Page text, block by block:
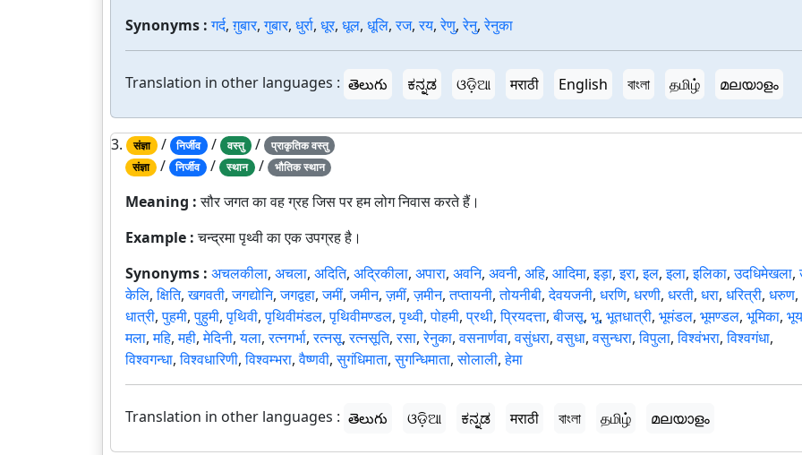
Synonyms :गर्द,ग़ुबार,गुबार, धुर्रा, धूर, धूल, धूलि,रज,रय,रेणु,रेनु,रेनुका
Translation in other languages : తెలుగు ಕನ್ನಡ ଓଡ଼ିଆ मराठी English বাংলা தமிழ் മലയാളം
3. संज्ञा / निर्जीव / वस्तु /
प्राकृतिक वस्तु
संज्ञा / निर्जीव / स्थान / भौतिक स्थान
Meaning :सौर जगत का वह ग्रह जिस पर हम लोग निवास करते हैं।
Example :चन्द्रमा पृथ्वी का एक उपग्रह है।
Synonyms : अचलकीला, अचला, अदिति, अद्रिकीला, अपारा, अवनि, अवनी, अहि, आदिमा,इड़ा,इरा,इल,इला,इलिका,उदधिमेखला,
केलि,क्षिति,खगवती,जगद्योनि,जगद्वहा,जमीं,जमीन,ज़मीं,ज़मीन,तप्तायनी,तोयनीबी,देवयजनी, धरणि, धरणी, धरती, धरा, धरित्री, धरुण,
धात्री,पुहमी,पुहुमी,पृथिवी,पृथिवीमंडल,पृथिवीमण्डल,पृथ्वी,पोहमी,प्रथी,प्रियदत्ता,बीजसू, भू, भूतधात्री, भूमंडल, भूमण्डल, भूमिका,
मला,महि,मही,मेदिनी,यला,रत्नगर्भा,रत्नसू,रत्नसूति,रसा,रेनुका,वसनार्णवा,वसुंधरा,वसुधा,वसुन्धरा,विपुला,विश्वंभरा,विश्वगंधा,
विश्वगन्धा,विश्वधारिणी,विश्वम्भरा,वैष्णवी,सुगंधिमाता,सुगन्धिमाता,सोलाली,हेमा
Translation in other languages : తెలుగు ଓଡ଼ିଆ ಕನ್ನಡ मराठी বাংলা தமிழ் മലയാളം